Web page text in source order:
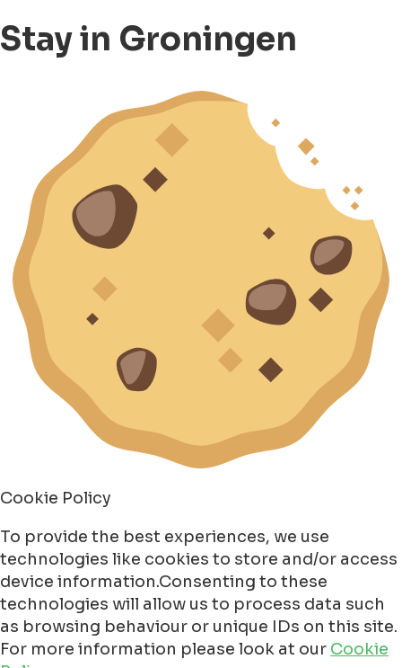
Stay in Groningen
Cookie Policy
To provide the best experiences, we use
technologies like cookies to store and/or access
device information.Consenting to these
technologies will allow us to process data such
as browsing behaviour or unique IDs on this site.
For more information please look at our Cookie